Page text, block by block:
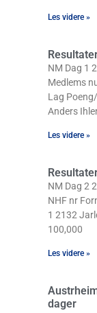
Les videre »
NM Dag 1
Medlems
Lag
Anders
Les videre »
NM Dag 2
NHF nr
1 2132
100,000
Les videre »
dager